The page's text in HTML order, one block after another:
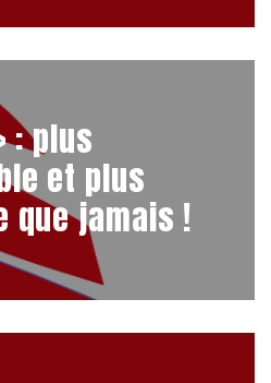
: plus
et plus
que jamais !